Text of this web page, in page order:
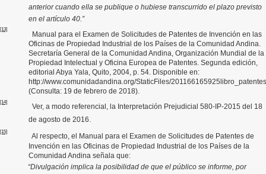
anterior cuando ella se publique o hubiese transcurrido el plazo previsto
en el artículo 40.”
[13]
Manual para el Examen de Solicitudes de Patentes de Invención en las
Oficinas de Propiedad Industrial de los Países de la Comunidad Andina.
Secretaría General de la Comunidad Andina, Organización Mundial de la
Propiedad Intelectual y Oficina Europea de Patentes. Segunda edición,
editorial Abya Yala, Quito, 2004, p. 54. Disponible en:
http://www.comunidadandina.org/StaticFiles/
(Consulta: 19 de febrero de 2018).
[14]
Ver, a modo referencial, la Interpretación Prejudicial 580-IP-2015 del 18
de agosto de 2016.
[15]
Al respecto, e l Manual para el Examen de Solicitudes de Patentes de
Invención en las Oficinas de Propiedad Industrial de los Países de la
Comunidad Andina señala que:
“Divulgación implica la posibilidad de que el público se informe, por